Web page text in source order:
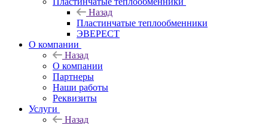
Назад
Пластинчатые теплообменники
ЭВЕРЕСТ
О компании
Назад
О компании
Партнеры
Наши работы
Реквизиты
Услуги
Назад